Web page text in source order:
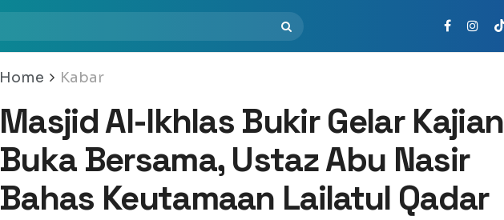
Home Kabar
Masjid Al-Ikhlas Bukir Gelar Kajian
Buka Bersama, Ustaz Abu Nasir
Bahas Keutamaan Lailatul Qadar